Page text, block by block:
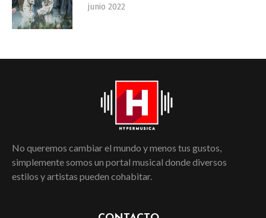
junio 2022
No queremos cambiar el mundo y menos tus gustos,
simplemente somos un portal musical donde diversos
estilos y artistas pueden cohabitar.